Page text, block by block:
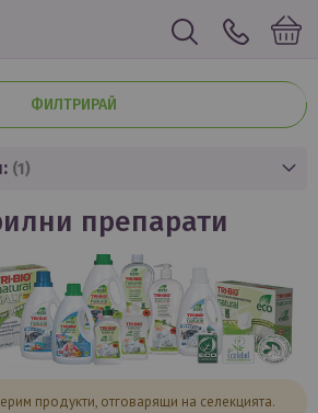
препарати
продукти, отговарящи на селекцията.
ФИЛТРИРАЙ